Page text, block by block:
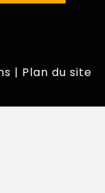
| Plan du site